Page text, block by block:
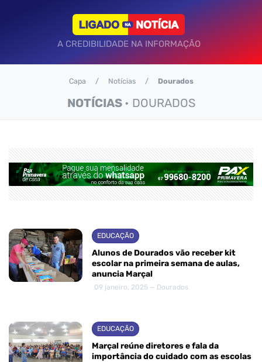
A CREDIBILIDADE NA INFORMAÇÃO
NOTÍCIAS • DOURADOS
Capa Notícias Dourados
EDUCAÇÃO
Alunos de Dourados vão receber kit
escolar na primeira semana de aulas,
anuncia Marçal
09 janeiro, 2025 — Dourados
EDUCAÇÃO
Marçal reúne diretores e fala da
importância do cuidado com as escolas